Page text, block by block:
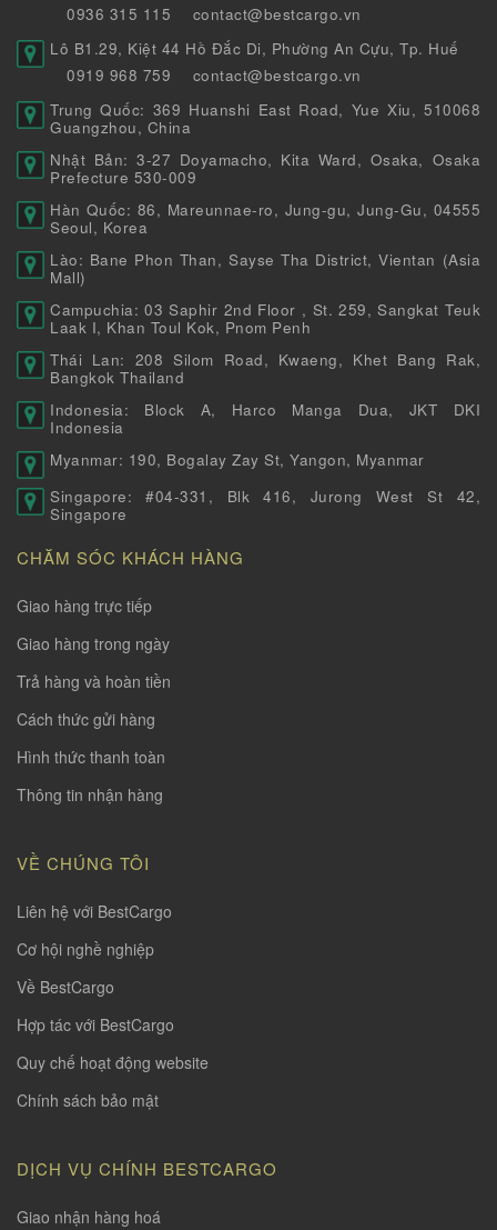
0936 315 115
contact@bestcargo.vn
Lô B1.29, Kiệt 44 Hồ Đắc Di, Phường An Cựu, Tp. Huế
0919 968 759
contact@bestcargo.vn
Trung Quốc: 369 Huanshi East Road, Yue Xiu, 510068
Guangzhou, China
Nhật Bản: 3-27 Doyamacho, Kita Ward, Osaka, Osaka
Prefecture 530-009
Hàn Quốc: 86, Mareunnae-ro, Jung-gu, Jung-Gu, 04555
Seoul, Korea
Lào: Bane Phon Than, Sayse Tha District, Vientan (Asia
Mall)
Campuchia: 03 Saphir 2nd Floor , St. 259, Sangkat Teuk
Laak I, Khan Toul Kok, Pnom Penh
Thái Lan: 208 Silom Road, Kwaeng, Khet Bang Rak,
Bangkok Thailand
Indonesia: Block A, Harco Manga Dua, JKT DKI
Indonesia
Myanmar: 190, Bogalay Zay St, Yangon, Myanmar
Singapore: #04-331, Blk 416, Jurong West St 42,
Singapore
CHĂM SÓC KHÁCH HÀNG
Giao hàng trực tiếp
Giao hàng trong ngày
Trả hàng và hoàn tiền
Cách thức gửi hàng
Hình thức thanh toàn
Thông tin nhận hàng
VỀ CHÚNG TÔI
Liên hệ với BestCargo
Cơ hội nghề nghiệp
Về BestCargo
Hợp tác với BestCargo
Quy chế hoạt động website
Chính sách bảo mật
DỊCH VỤ CHÍNH BESTCARGO
Giao nhận hàng hoá